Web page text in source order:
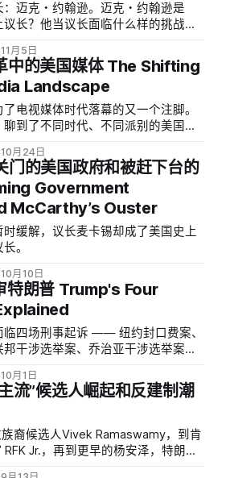
迈克・约翰逊。迈克・约翰逊是
长？他当议长面临什么样的挑战？
月5日
中的美国媒体 The Shifting
Landscape
电视媒体时代落幕的又一个注脚。
到了不同时代、不同派别的美国媒
和其它新兴媒体平台？
月24日
的美国政府和被赶下台的
Government
McCarthy’s Ouster
缓解，议长麦卡锡却成了美国史上
。
月10日
特朗普 Trump's Four
临四场刑事起诉 —— 纽约封口费案、
干涉选举案、乔治亚干涉选举案。
些案件对2024年大选的影响。
月1日
流”候选人崛起和反建制潮
裔候选人Vivek Ramaswamy，到肯
RFK Jr.，再到更早的杨安泽，特朗普